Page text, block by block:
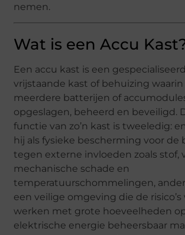
nemen.
Wat is een Accu
Een accu kast is een
vrijstaande kast of behuizing
meerdere batterijen of
opgeslagen, beheerd en beveiligd.
functie van zo’n kast is tweeledig:
hij als fysieke bescherming voor de
tegen externe invloeden zoals stof,
mechanische schade en
temperatuurschommelingen,
een veilige omgeving die de risico’s
werken met grote hoeveelheden
elektrische energie beheersbaar